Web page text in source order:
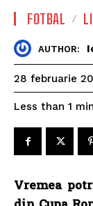
FOTBAL
AUTHOR:
28 februarie
Less than 1
Vremea